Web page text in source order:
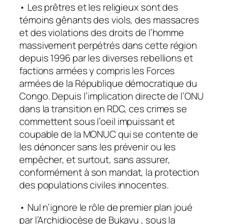
• Les prêtres et les religieux sont des
témoins gênants des viols, des massacres
et des violations des droits de l’homme
massivement perpétrés dans cette région
depuis 1996 par les diverses rebellions et
factions armées y compris les Forces
armées de la République démocratique du
Congo. Depuis l’implication directe de l’ONU
dans la transition en RDC, ces crimes se
commettent sous l’oeil impuissant et
coupable de la MONUC qui se contente de
les dénoncer sans les prévenir ou les
empêcher, et surtout, sans assurer,
conformément à son mandat, la protection
des populations civiles innocentes.
• Nul n’ignore le rôle de premier plan joué
par l’Archidiocèse de Bukavu , sous la